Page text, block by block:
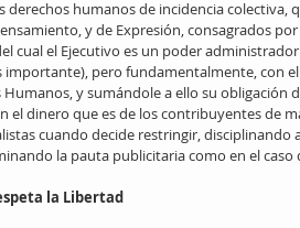
derechos humanos de incidencia
y de Expresión, consagrados
cual el Ejecutivo es un poder
importante), pero fundamentalmente, con
Humanos, y sumándole a ello su obligación
el dinero que es de los contribuyentes de
cuando decide restringir,
la pauta publicitaria como en el
la Libertad